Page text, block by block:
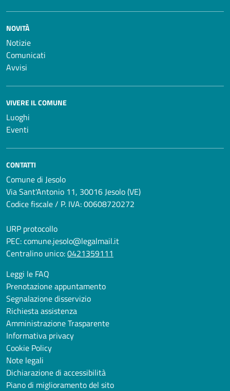
NOVITÀ
Notizie
Comunicati
Avvisi
VIVERE IL COMUNE
Luoghi
Eventi
CONTATTI
Comune di Jesolo
Via Sant'Antonio 11, 30016 Jesolo (VE)
Codice fiscale / P. IVA: 00608720272
URP protocollo
PEC:comune.jesolo@legalmail.it
Centralino unico:0421359111
Leggi le FAQ
Prenotazione appuntamento
Segnalazione disservizio
Richiesta assistenza
Amministrazione Trasparente
Informativa privacy
Cookie Policy
Note legali
Dichiarazione di accessibilità
Piano di miglioramento del sito